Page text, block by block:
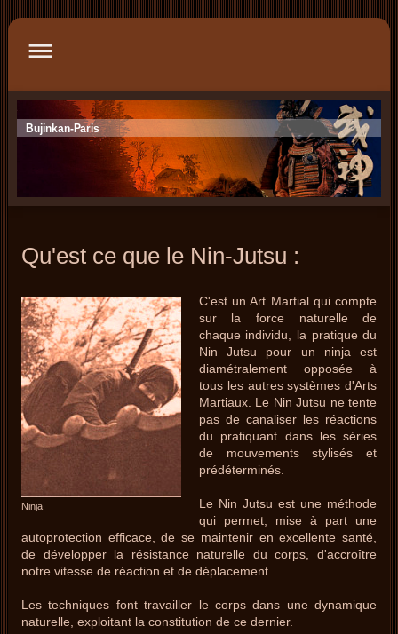
Bujinkan-Paris
Qu'est ce que le Nin-Jutsu :
Ninja
C'est un Art Martial qui compte
sur la force naturelle de
chaque individu, la pratique du
Nin Jutsu pour un ninja est
diamétralement opposée à
tous les autres systèmes d'Arts
Martiaux. Le Nin Jutsu ne tente
pas de canaliser les réactions
du pratiquant dans les séries
de mouvements stylisés et
prédéterminés.
Le Nin Jutsu est une méthode
qui permet, mise à part une
autoprotection efficace, de se maintenir en excellente santé,
de développer la résistance naturelle du corps, d'accroître
notre vitesse de réaction et de déplacement.
Les techniques font travailler le corps dans une dynamique
naturelle, exploitant la constitution de ce dernier.